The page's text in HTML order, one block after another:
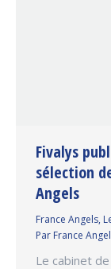
Fivalys
sélection
Angels
France Angels,
Par France
Le cabinet